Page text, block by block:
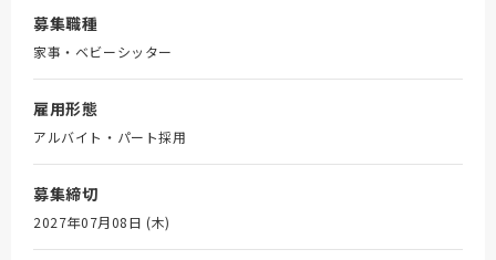
募集職種
家事・ベビーシッター
雇用形態
アルバイト・パート採用
募集締切
2027年07月08日 (木)